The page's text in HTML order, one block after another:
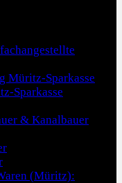
Müritz-Sparkasse
Sparkasse
& Kanalbauer
(Müritz):